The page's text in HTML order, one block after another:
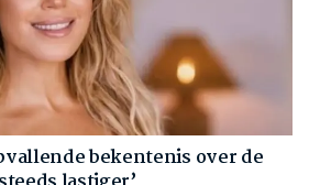
bekentenis over de